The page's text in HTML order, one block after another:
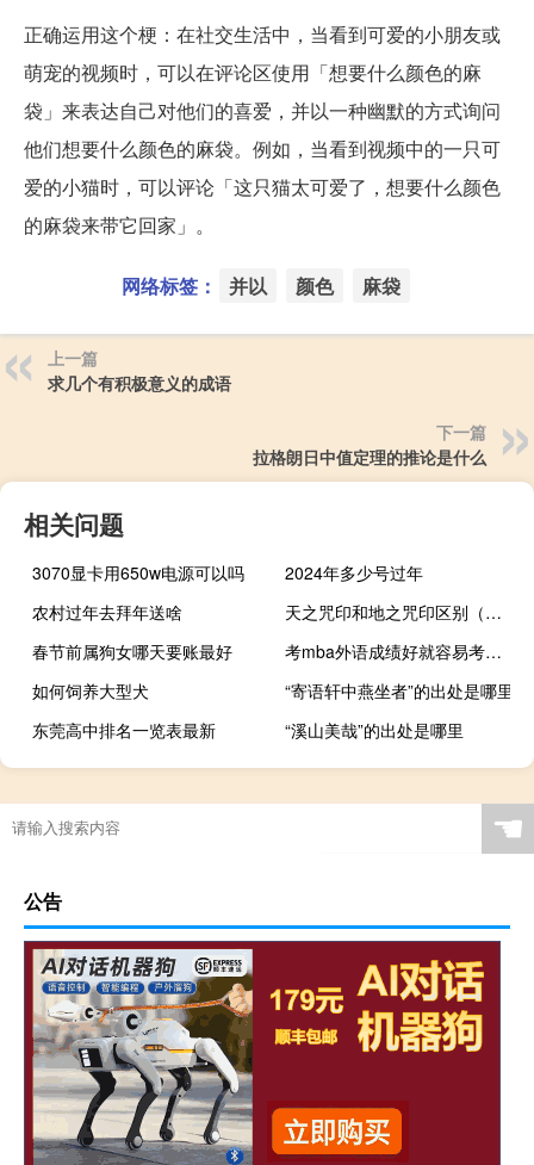
正确运用这个梗：在社交生活中，当看到可爱的小朋友或
萌宠的视频时，可以在评论区使用「想要什么颜色的麻
袋」来表达自己对他们的喜爱，并以一种幽默的方式询问
他们想要什么颜色的麻袋。例如，当看到视频中的一只可
爱的小猫时，可以评论「这只猫太可爱了，想要什么颜色
的麻袋来带它回家」。
网络标签： 并以 颜色 麻袋
上一篇
求几个有积极意义的成语
下一篇
拉格朗日中值定理的推论是什么
相关问题
3070显卡用650w电源可以吗
2024年多少号过年
农村过年去拜年送啥
天之咒印和地之咒印区别（天之咒印）
春节前属狗女哪天要账最好
考mba外语成绩好就容易考上吗
如何饲养大型犬
“寄语轩中燕坐者”的出处是哪里
东莞高中排名一览表最新
“溪山美哉”的出处是哪里
☚
公告